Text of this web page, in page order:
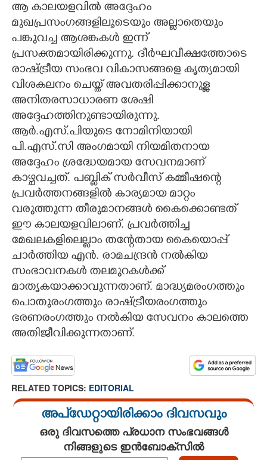
ആ കാലയളവിൽ അദ്ദേഹം
മുഖപ്രസംഗങ്ങളിലൂടെയും അല്ലാതെയും
പങ്കുവച്ച ആശങ്കകൾ ഇന്ന്
പ്രസക്തമായിരിക്കുന്നു. ദീർഘവീക്ഷത്തോടെ
രാഷ്ട്രീയ സംഭവ വികാസങ്ങളെ കൃത്യമായി
വിശകലനം ചെയ്ത് അവതരിപ്പിക്കാനുള്ള
അനിതരസാധാരണ ശേഷി
അദ്ദേഹത്തിനുണ്ടായിരുന്നു.
ആർ.എസ്‌.പിയുടെ നോമിനിയായി
പി.എസ്.സി അംഗമായി നിയമിതനായ
അദ്ദേഹം ശ്രദ്ധേയമായ സേവനമാണ്
കാഴ്ചവച്ചത്. പബ്ലിക് സർവീസ് കമ്മീഷന്റെ
പ്രവർത്തനങ്ങളിൽ കാര്യമായ മാറ്റം
വരുത്തുന്ന തീരുമാനങ്ങൾ കൈക്കൊണ്ടത്
ഈ കാലയളവിലാണ്. പ്രവർത്തിച്ച
മേഖലകളിലെല്ലാം തന്റേതായ കൈയൊപ്പ്
ചാർത്തിയ എൻ. രാമചന്ദ്രൻ നൽകിയ
സംഭാവനകൾ തലമുറകൾക്ക്
മാതൃകയാക്കാവുന്നതാണ്. മാദ്ധ്യമരംഗത്തും
പൊതുരംഗത്തും രാഷ്ട്രീയരംഗത്തും
ഭരണരംഗത്തും നൽകിയ സേവനം കാലത്തെ
അതിജീവിക്കുന്നതാണ്.
RELATED TOPICS: EDITORIAL
അപ്ഡേറ്റായിരിക്കാം ദിവസവും
ഒരു ദിവസത്തെ പ്രധാന സംഭവങ്ങൾ
നിങ്ങളുടെ ഇൻബോക്സിൽ
×
Share this link
Copy Link